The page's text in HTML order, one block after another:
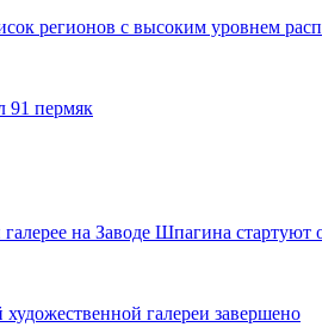
регионов с высоким уровнем
91 пермяк
на Заводе Шпагина стартуют
галереи завершено